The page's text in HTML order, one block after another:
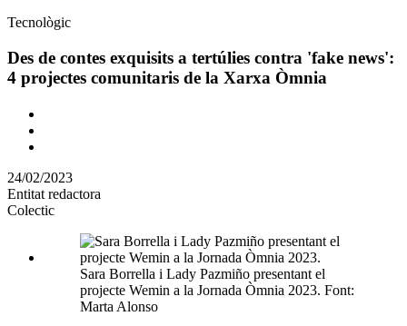
Àmbit
la
notícia
Tecnològic
Des de contes exquisits a tertúlies contra 'fake news':
4 projectes comunitaris de la Xarxa Òmnia
Comparteix
altres
xarxes
socials
24/02/2023
Entitat redactora
Colectic
Sara Borrella i Lady Pazmiño presentant el
projecte Wemin a la Jornada Òmnia 2023. Font:
Marta Alonso